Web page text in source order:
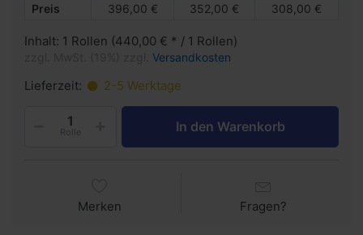
Preis
396,00 € 352,00 € 308,00 €
Inhalt: 1 Rollen (440,00 € * / 1 Rollen)
Versandkosten
Lieferzeit: 2-5 Werktage
Rolle In den Warenkorb
Merken Fragen?